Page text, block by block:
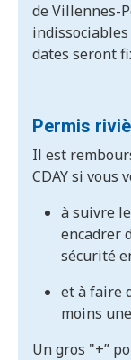
de Villennes-
dates seront
Permis
Il est
CDAY si vous
à suivre
encadrer
sécurité
et à faire
moins
Un gros "+”